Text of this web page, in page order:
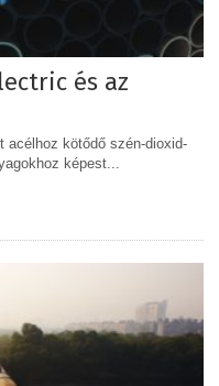
és az
acélhoz kötődő szén-dioxid-
képest...